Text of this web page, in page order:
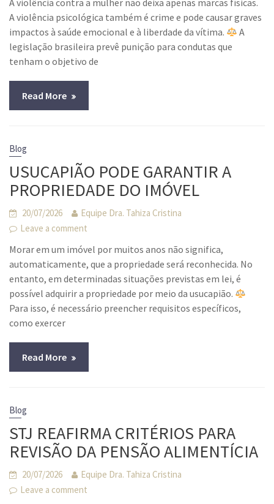
A violência contra a mulher não deixa apenas marcas físicas.
A violência psicológica também é crime e pode causar graves
impactos à saúde emocional e à liberdade da vítima.
A
legislação brasileira prevê punição para condutas que
tenham o objetivo de
Read More
Blog
USUCAPIÃO PODE GARANTIR A
PROPRIEDADE DO IMÓVEL
20/07/2026
Equipe Dra. Tahiza Cristina
Leave a comment
Morar em um imóvel por muitos anos não significa,
automaticamente, que a propriedade será reconhecida. No
entanto, em determinadas situações previstas em lei, é
possível adquirir a propriedade por meio da usucapião.
Para isso, é necessário preencher requisitos específicos,
como exercer
Read More
Blog
STJ REAFIRMA CRITÉRIOS PARA
REVISÃO DA PENSÃO ALIMENTÍCIA
20/07/2026
Equipe Dra. Tahiza Cristina
Leave a comment